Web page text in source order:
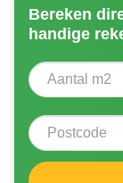
Bereken
handige
Aantal
Postcode